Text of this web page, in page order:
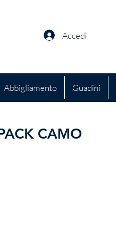
Accedi
Abbigliamento Guadini
CAMO